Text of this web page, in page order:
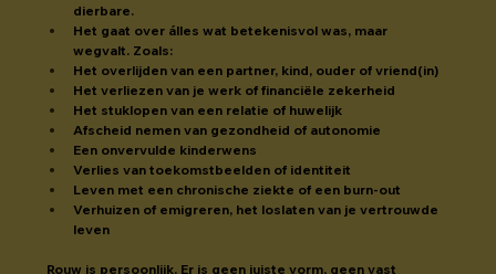
dierbare.
Het gaat over álles wat betekenisvol was, maar
wegvalt. Zoals:
Het overlijden van een partner, kind, ouder of vriend(in)
Het verliezen van je werk of financiële zekerheid
Het stuklopen van een relatie of huwelijk
Afscheid nemen van gezondheid of autonomie
Een onvervulde kinderwens
Verlies van toekomstbeelden of identiteit
Leven met een chronische ziekte of een burn-out
Verhuizen of emigreren, het loslaten van je vertrouwde
leven
Rouw is persoonlijk. Er is geen juiste vorm, geen vast